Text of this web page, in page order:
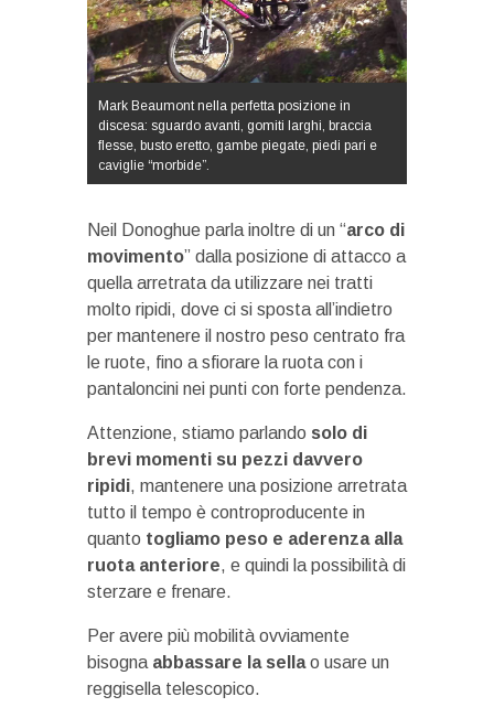
Mark Beaumont nella perfetta posizione in
discesa: sguardo avanti, gomiti larghi, braccia
flesse, busto eretto, gambe piegate, piedi pari e
caviglie “morbide”.
Neil Donoghue parla inoltre di un “arco di
movimento” dalla posizione di attacco a
quella arretrata da utilizzare nei tratti
molto ripidi, dove ci si sposta all’indietro
per mantenere il nostro peso centrato fra
le ruote, fino a sfiorare la ruota con i
pantaloncini nei punti con forte pendenza.
Attenzione, stiamo parlando solo di
brevi momenti su pezzi davvero
ripidi, mantenere una posizione arretrata
tutto il tempo è controproducente in
quanto togliamo peso e aderenza alla
ruota anteriore, e quindi la possibilità di
sterzare e frenare.
Per avere più mobilità ovviamente
bisogna abbassare la sellao usare un
reggisella telescopico.